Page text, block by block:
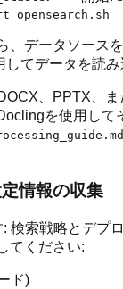
、データソース
してデータを読み
、PPTX、
を使用して
情報の収集
: 検索戦略とデプ
てください:
ド)